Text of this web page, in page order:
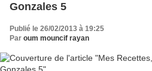
Gonzales 5
Publié le 26/02/2013 à 19:25
Par oum mouncif rayan